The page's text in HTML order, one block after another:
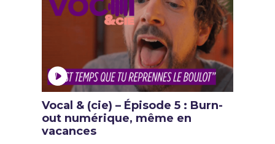
Vocal & (cie) – Épisode 5 : Burn-
out numérique, même en
vacances